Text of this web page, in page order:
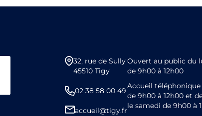
32, rue de Sully
45510 Tigy
02 38 58 00 49
accueil@tigy.fr
Ouvert au public du
de 9h00 à 12h00
Accueil
de 9h00 à 12h00 et
le samedi de 9h00 à